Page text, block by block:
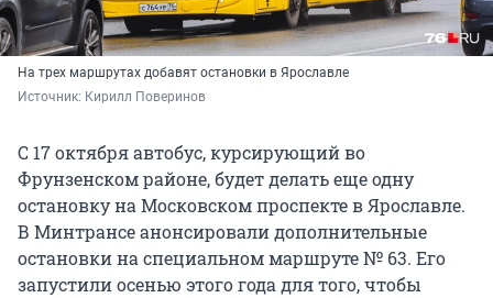
На трех маршрутах добавят остановки в Ярославле
Источник: Кирилл Поверинов
С 17 октября автобус, курсирующий во
Фрунзенском районе, будет делать еще одну
остановку на Московском проспекте в Ярославле.
В Минтрансе анонсировали дополнительные
остановки на специальном маршруте № 63. Его
запустили осенью этого года для того, чтобы